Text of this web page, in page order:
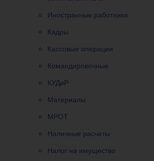
Иностранные работники
Кадры
Кассовые операции
Командировочные
КУДиР
Материалы
МРОТ
Наличные расчеты
Налог на имущество